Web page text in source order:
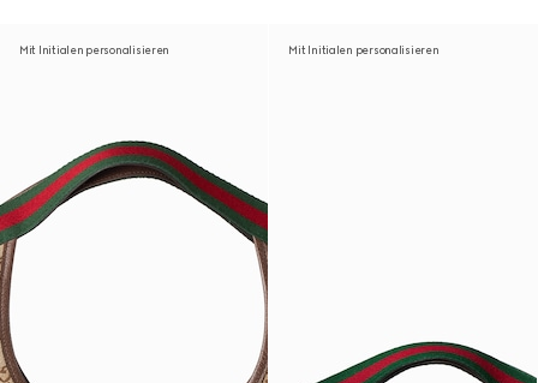
Mit Initialen personalisieren Mit Initialen personalisieren